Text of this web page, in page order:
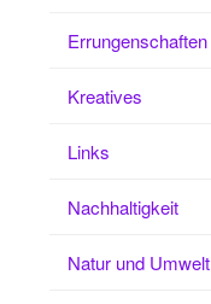
Errungenschaften
Kreatives
Links
Nachhaltigkeit
Natur und Umwelt